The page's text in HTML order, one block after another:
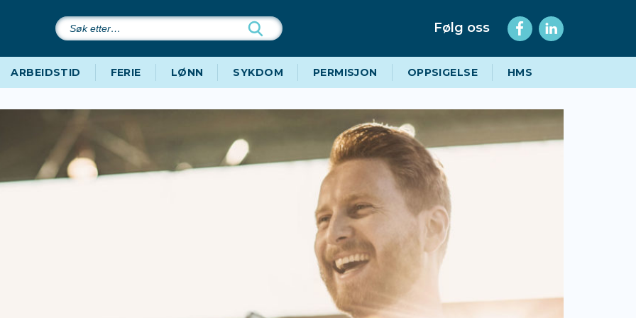
Søk
etter…
Følg oss
ARBEIDSTID FERIE LØNN SYKDOM PERMISJON OPPSIGELSE HMS